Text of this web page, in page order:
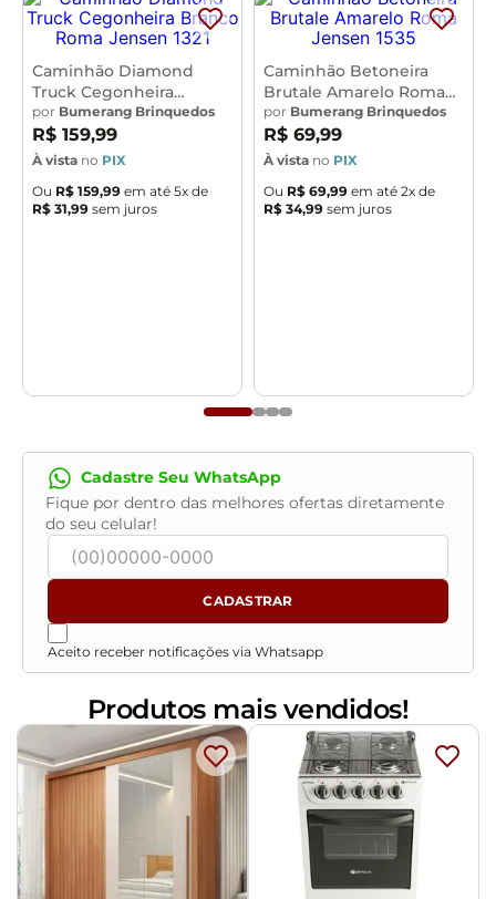
Caminhão Diamond
Truck Cegonheira
Branco Roma Jensen
1321
por Bumerang Brinquedos
R$ 159,99
À vista no PIX
Ou R$ 159,99 em até 5x de
R$ 31,99 sem juros
Caminhão Betoneira
Brutale Amarelo Roma
Jensen 1535
por Bumerang Brinquedos
R$ 69,99
À vista no PIX
Ou R$ 69,99 em até 2x de
R$ 34,99 sem juros
Cadastre Seu WhatsApp
Fique por dentro das melhores ofertas diretamente
do seu celular!
CADASTRAR
Aceito receber notificações via Whatsapp
Produtos mais vendidos!